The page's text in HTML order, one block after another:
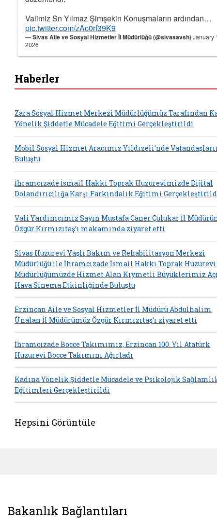
Valimiz Sn Yılmaz Şimşekin Konuşmaların ardından…
pic.twitter.com/zAc0rf39K9
— Sivas Aile ve Sosyal Hizmetler İl Müdürlüğü (@sivasavsh)January
2026
Haberler
Zara Sosyal Hizmet Merkezi Müdürlüğümüz Tarafından
Yönelik Şiddetle Mücadele Eğitimi Gerçekleştirildi
Mobil Sosyal Hizmet Aracımız Yıldızeli’nde
Buluştu
İhramcızade İsmail Hakkı Toprak Huzurevimizde Dijital
Dolandırıcılığa Karşı Farkındalık Eğitimi
Vali Yardımcımız Sayın Mustafa Caner Çulukar İl
Özgür Kırmızıtaş’ı makamında ziyaret etti
Sivas Huzurevi Yaşlı Bakım ve Rehabilitasyon Merkezi
Müdürlüğü ile İhramcızade İsmail Hakkı Toprak Huzurevi
Müdürlüğümüzde Hizmet Alan Kıymetli Büyüklerimiz
Hava Sinema Etkinliğinde Buluştu
Erzincan Aile ve Sosyal Hizmetler İl Müdürü Abdulhalim
Ünalan İl Müdürümüz Özgür Kırmızıtaş’ı ziyaret etti
İhramcızade Bocce Takımımız, Erzincan 100. Yıl Atatürk
Huzurevi Bocce Takımını Ağırladı
Kadına Yönelik Şiddetle Mücadele ve Psikolojik
Eğitimleri Gerçekleştirildi
Hepsini Görüntüle
Bakanlık Bağlantıları